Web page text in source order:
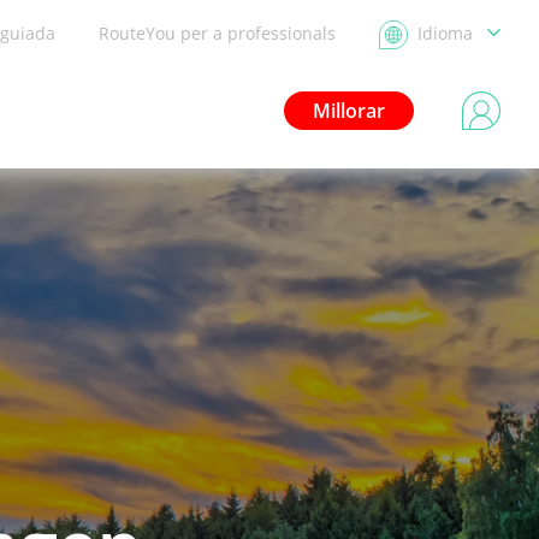
RouteYou per a professionals Idioma
Millorar